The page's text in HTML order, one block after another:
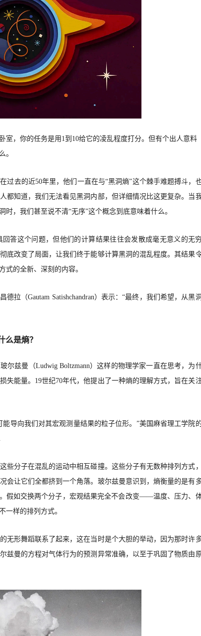
室，你的任务是用 1到10给它的凌乱程度打分。但有个出人意料
。
过去的近50年里，他们一直在与“黑洞熵”这个棘手难题搏斗，
都知道，我们无法看见黑洞内部，但详细情况比这更复杂。当
，我们甚至说不清“无序”这个概念到底意味着什么。
答这个问题，但他们的计算结果往往会发散成毫无意义的无穷
底改变了局面，让我们终于能够计算黑洞的混乱程度。其结果
式的全新、深刻的内容。
德拉（Gautam Satishchandran）表示：“最终，我们希望，从黑洞
么是熵？
玻尔兹曼（Ludwig Boltzmann）这样的物理学家一直在思考，为
失能量。19世纪70年代，他提出了一种熵的理解方式，旨在关
导向我们对其宏观测量结果的粒子位形。”美国麻省理工学院
些分子在混乱的运动中相互碰撞。这些分子有无数种排列方式，
会让它们全都挤到一个角落。玻尔兹曼意识到，熵衡量的是有
假如交换两个分子，宏观结果完全不会改变——温度、压力、
一样的排列方式。
无形舞蹈联系了起来，这在当时是个大胆的举动，因为那时许
兹曼的方程对气体行为的预测异常准确，以至于巩固了物质由